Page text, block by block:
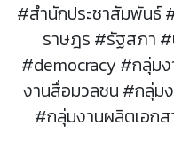
#สำนักประชาสัมพันธ์
ราษฎร #รัฐสภา
#democracy #กลุ่มง
งานสื่อมวลชน #กลุ่ม
#กลุ่มงานผลิตเอก